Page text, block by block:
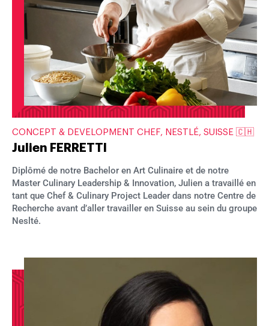
CONCEPT & DEVELOPMENT CHEF, NESTLÉ, SUISSE 🇨🇭
Julien FERRETTI
Diplômé de notre Bachelor en Art Culinaire et de notre
Master Culinary Leadership & Innovation, Julien a travaillé en
tant que Chef & Culinary Project Leader dans notre Centre de
Recherche avant d’aller travailler en Suisse au sein du groupe
Neslté.